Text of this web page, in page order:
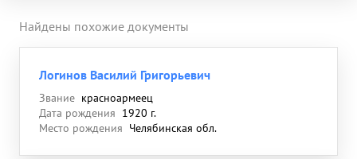
Найдены похожие документы
Логинов Василий Григорьевич
Звание красноармеец
Дата рождения 1920 г.
Место рождения Челябинская обл.